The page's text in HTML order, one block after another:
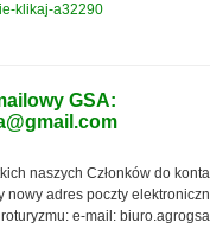
klikaj-a32290
GSA:
naszych Członków do
nowy adres poczty
e-mail: